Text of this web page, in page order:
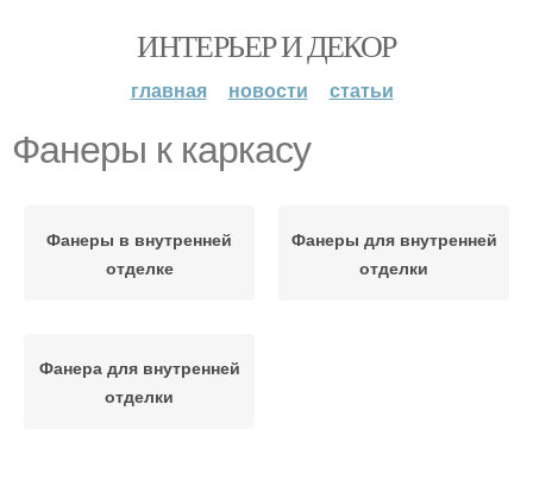
ИНТЕРЬЕР И ДЕКОР
главная новости статьи
Фанеры к каркасу
Фанеры в внутренней
отделке
Фанеры для внутренней
отделки
Фанера для внутренней
отделки